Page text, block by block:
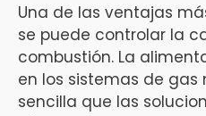
Una de las ventajas
se puede controlar la
combustión. La
en los sistemas de gas
sencilla que las